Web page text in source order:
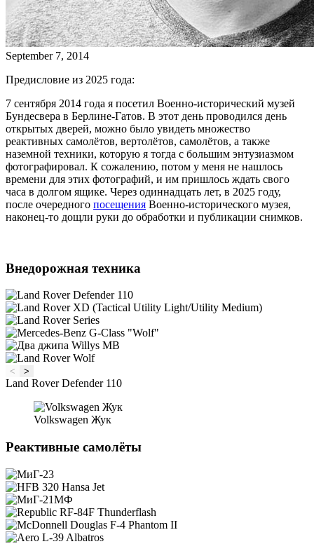
September 7, 2014
Предисловие из 2025 года:
7 сентября 2014 года я посетил Военно-исторический музей
Бундесвера в Берлине-Гатов. В этот день проводился день
открытых дверей, можно было увидеть множество
реактивных самолётов, вертолётов, самолётов, а также
наземной техники, которую я тогда с большим энтузиазмом
фотографировал. К сожалению, потом у меня не нашлось
времени для этих фотографий, и им пришлось ждать свого
часа в долгом ящике. Через одиннадцать лет, в 2025 году,
после очередного посещения Военно-исторического музея,
наконец-то дощли руки до обработки и публикации снимков.
Внедорожная техника
< >
Land Rover Defender 110
Volkswagen Жук
Реактивные самолёты